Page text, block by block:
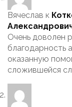
Вячеслав к
Очень доволен
благодарность
оказанную
сложившейся